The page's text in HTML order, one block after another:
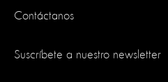
Contáctanos
Suscríbete a nuestro newsletter